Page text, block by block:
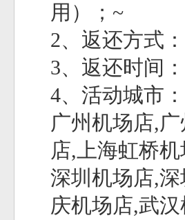
用）；~
2、返还方式
3、返还时间
4、活动城市
广州机场店,
店,上海虹桥
深圳机场店,
庆机场店,武